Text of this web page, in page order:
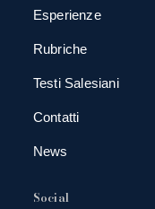
Esperienze
Rubriche
Testi Salesiani
Contatti
News
Social